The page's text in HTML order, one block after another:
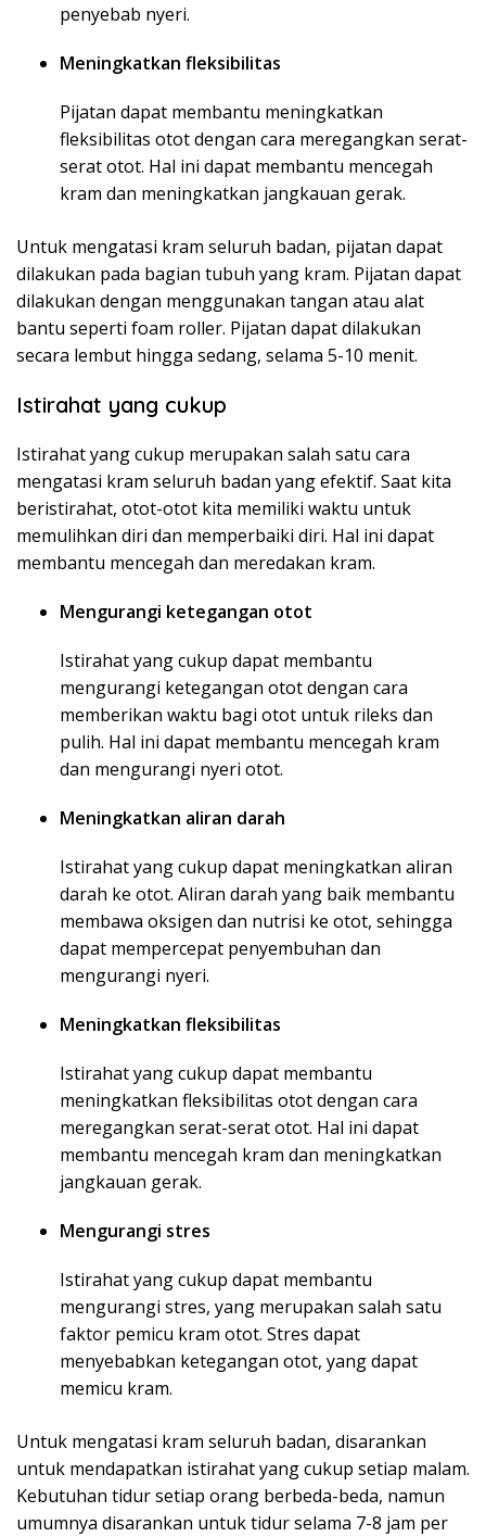
penyebab nyeri.
Meningkatkan fleksibilitas
Pijatan dapat membantu meningkatkan
fleksibilitas otot dengan cara meregangkan serat-
serat otot. Hal ini dapat membantu mencegah
kram dan meningkatkan jangkauan gerak.
Untuk mengatasi kram seluruh badan, pijatan dapat
dilakukan pada bagian tubuh yang kram. Pijatan dapat
dilakukan dengan menggunakan tangan atau alat
bantu seperti foam roller. Pijatan dapat dilakukan
secara lembut hingga sedang, selama 5-10 menit.
Istirahat yang cukup
Istirahat yang cukup merupakan salah satu cara
mengatasi kram seluruh badan yang efektif. Saat kita
beristirahat, otot-otot kita memiliki waktu untuk
memulihkan diri dan memperbaiki diri. Hal ini dapat
membantu mencegah dan meredakan kram.
Mengurangi ketegangan otot
Istirahat yang cukup dapat membantu
mengurangi ketegangan otot dengan cara
memberikan waktu bagi otot untuk rileks dan
pulih. Hal ini dapat membantu mencegah kram
dan mengurangi nyeri otot.
Meningkatkan aliran darah
Istirahat yang cukup dapat meningkatkan aliran
darah ke otot. Aliran darah yang baik membantu
membawa oksigen dan nutrisi ke otot, sehingga
dapat mempercepat penyembuhan dan
mengurangi nyeri.
Meningkatkan fleksibilitas
Istirahat yang cukup dapat membantu
meningkatkan fleksibilitas otot dengan cara
meregangkan serat-serat otot. Hal ini dapat
membantu mencegah kram dan meningkatkan
jangkauan gerak.
Mengurangi stres
Istirahat yang cukup dapat membantu
mengurangi stres, yang merupakan salah satu
faktor pemicu kram otot. Stres dapat
menyebabkan ketegangan otot, yang dapat
memicu kram.
Untuk mengatasi kram seluruh badan, disarankan
untuk mendapatkan istirahat yang cukup setiap malam.
Kebutuhan tidur setiap orang berbeda-beda, namun
umumnya disarankan untuk tidur selama 7-8 jam per